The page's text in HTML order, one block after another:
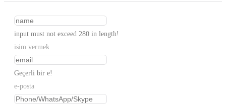
input must not exceed 280 in length!
isim vermek
Geçerli bir e!
e-posta